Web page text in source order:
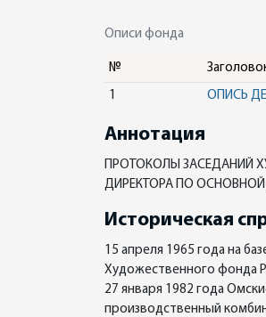
Описи фонда
№
1 ОПИСЬ
Аннотация
ПРОТОКОЛЫ ЗАСЕДАНИЙ
ДИРЕКТОРА ПО ОСНОВНОЙ
Историческая
15 апреля 1965 года на
Художественного фонда
27 января 1982 года
производственный